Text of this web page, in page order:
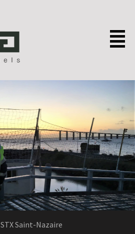
STX Saint-Nazaire